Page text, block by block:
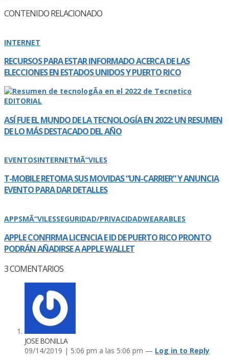
CONTENIDO RELACIONADO
INTERNET
RECURSOS PARA ESTAR INFORMADO ACERCA DE LAS
ELECCIONES EN ESTADOS UNIDOS Y PUERTO RICO
EDITORIAL
ASÍ­ FUE EL MUNDO DE LA TECNOLOGÍ­A EN 2022: UN RESUMEN
DE LO MÁS DESTACADO DEL AÑO
EVENTOSINTERNETMÃ“VILES
T-MOBILE RETOMA SUS MOVIDAS “UN-CARRIER” Y ANUNCIA
EVENTO PARA DAR DETALLES
APPSMÃ“VILESSEGURIDAD/PRIVACIDADWEARABLES
APPLE CONFIRMA LICENCIA E ID DE PUERTO RICO PRONTO
PODRÁN AÑADIRSE A APPLE WALLET
3COMENTARIOS
JOSE BONILLA
09/14/2019 | 5:06 pm a las 5:06 pm — Log in to Reply